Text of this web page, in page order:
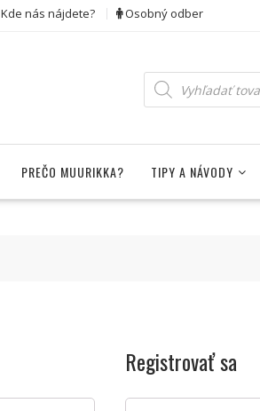
Kde nás nájdete? Osobný odber
Products
search
PREČO MUURIKKA? TIPY A NÁVODY
Registrovať sa